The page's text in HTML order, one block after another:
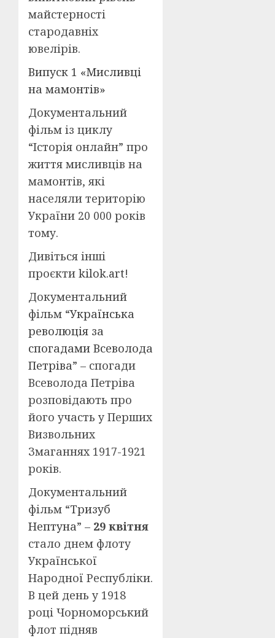
майстерності
стародавніх
ювелірів.
Випуск 1 «Мисливці
на мамонтів»
Документальний
фільм із циклу
“Історія онлайн” про
життя мисливців на
мамонтів, які
населяли територію
України 20 000 років
тому.
Дивіться інші
проєкти kilok.art!
Документальний
фільм “Українська
революція за
спогадами Всеволода
Петріва” – спогади
Всеволода Петріва
розповідають про
його участь у Перших
Визвольних
Змаганнях 1917-1921
років.
Документальний
фільм “Тризуб
Нептуна” – 29 квітня
стало днем флоту
Української
Народної Республіки.
В цей день у 1918
році Чорноморський
флот підняв